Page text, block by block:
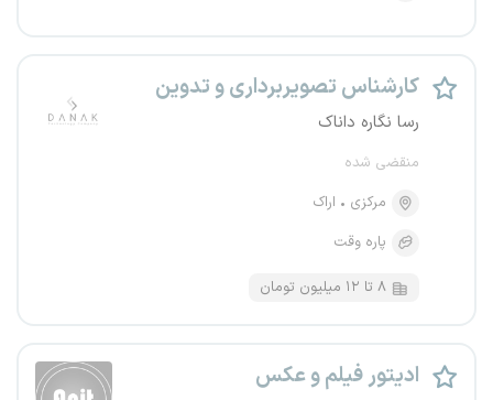
کارشناس تصویربرداری و تدوین
رسا نگاره داناک
منقضی شده
مرکزی
اراک
پاره وقت
۸ تا ۱۲ میلیون تومان
ادیتور فیلم و عکس